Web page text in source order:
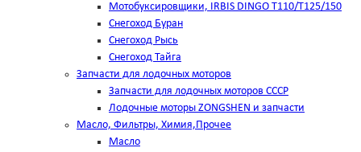
Мотобуксировщики, IRBIS DINGO Т110/Т125/150
Снегоход Буран
Снегоход Рысь
Снегоход Тайга
Запчасти для лодочных моторов
Запчасти для лодочных моторов СССР
Лодочные моторы ZONGSHEN и запчасти
Масло, Фильтры, Химия,Прочее
Масло